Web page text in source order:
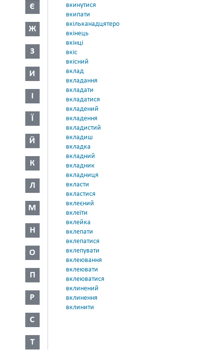
Є
Ж
З
И
І
Ї
Й
К
Л
М
Н
О
П
Р
С
Т
вкинутися
вкипати
вкільканадцятеро
вкінець
вкінці
вкіс
вкісний
вклад
вкладання
вкладати
вкладатися
вкладений
вкладення
вкладистий
вкладиш
вкладка
вкладний
вкладник
вкладниця
вкласти
вкластися
вклеєний
вклеїти
вклейка
вклепати
вклепатися
вклепувати
вклеювання
вклеювати
вклеюватися
вклинений
вклинення
вклинити